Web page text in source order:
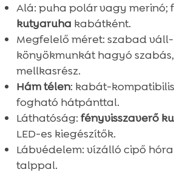
Alá: puha polár vagy merinó;
kutyaruha kabátként.
Megfelelő méret: szabad váll-
könyökmunkát hagyó
mellkasrész.
Hám télen: kabát-
fogható hátpánttal.
Láthatóság: fényvisszaverő
LED-es kiegészítők.
Lábvédelem: vízálló cipő
talppal.